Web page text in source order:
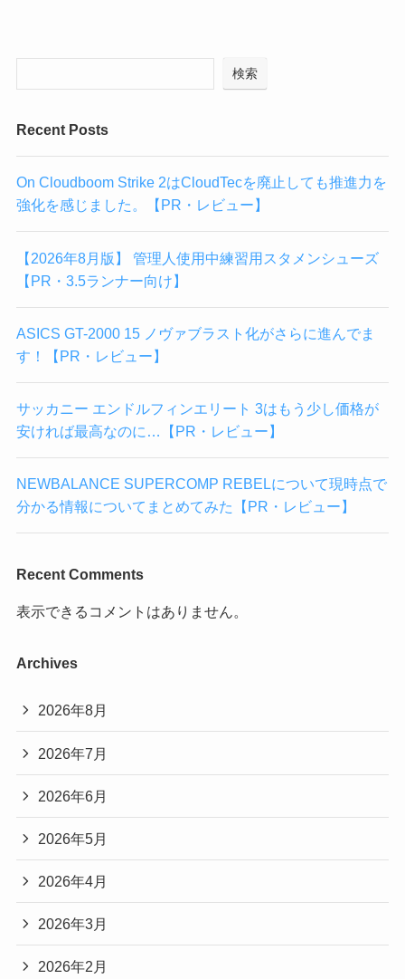
検索
Recent Posts
On Cloudboom Strike 2はCloudTecを廃止しても推進力を
強化を感じました。【PR・レビュー】
【2026年8月版】 管理人使用中練習用スタメンシューズ
【PR・3.5ランナー向け】
ASICS GT-2000 15 ノヴァブラスト化がさらに進んでま
す！【PR・レビュー】
サッカニー エンドルフィンエリート 3はもう少し価格が
安ければ最高なのに…【PR・レビュー】
NEWBALANCE SUPERCOMP REBELについて現時点で
分かる情報についてまとめてみた【PR・レビュー】
Recent Comments
表示できるコメントはありません。
Archives
2026年8月
2026年7月
2026年6月
2026年5月
2026年4月
2026年3月
2026年2月